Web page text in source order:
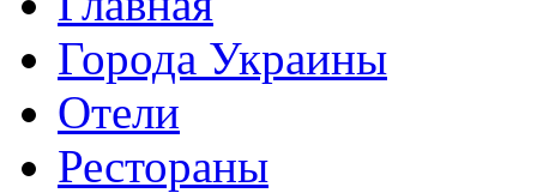
Города Украины
Отели
Рестораны